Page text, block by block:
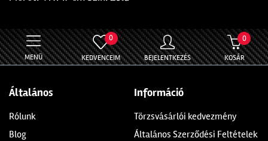
MENÜ
0
KEDVENCEIM BEJELENTKEZÉS
0
KOSÁR
Általános
Rólunk
Blog
Információ
Törzsvásárlói kedvezmény
Általános Szerződési Feltételek